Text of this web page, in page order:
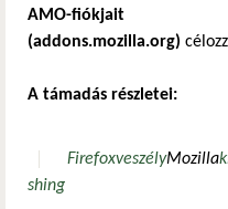
AMO-fiókjait
(addons.mozilla.org)
A támadás részletei:
FirefoxveszélyMozilla
shing